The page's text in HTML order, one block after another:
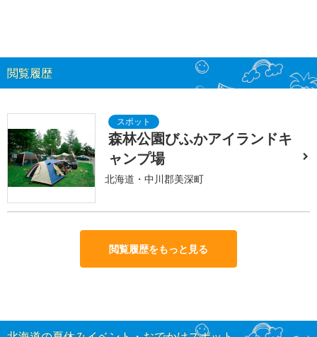
閲覧履歴
森林公園びふかアイランドキ
ャンプ場
北海道・中川郡美深町
閲覧履歴をもっと見る